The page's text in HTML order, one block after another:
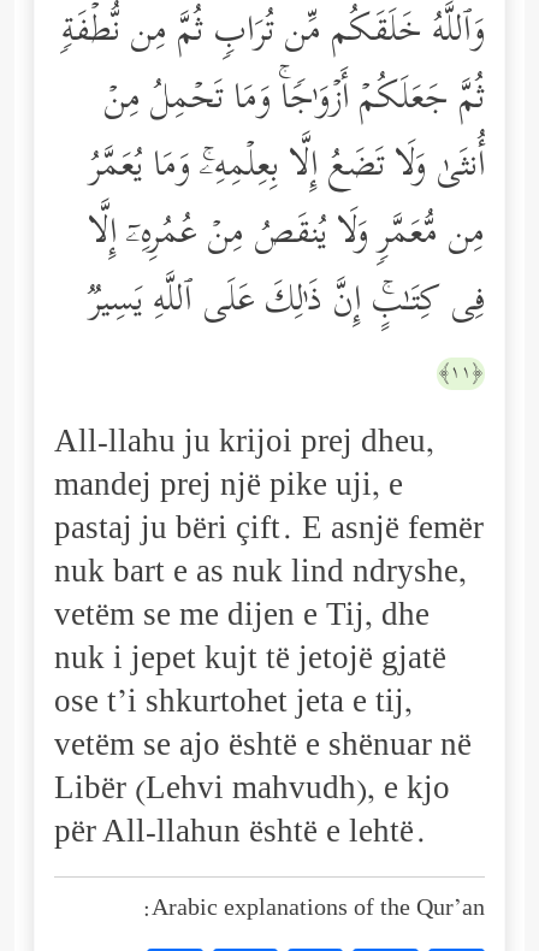
وَٱللَّهُ خَلَقَكُم مِّن تُرَابࣲ ثُمَّ مِن نُّطۡفَةࣲ
ثُمَّ جَعَلَكُمۡ أَزۡوَ ٰ⁠جࣰاۚ وَمَا تَحۡمِلُ مِنۡ
أُنثَىٰ وَلَا تَضَعُ إِلَّا بِعِلۡمِهِۦۚ وَمَا یُعَمَّرُ
مِن مُّعَمَّرࣲ وَلَا یُنقَصُ مِنۡ عُمُرِهِۦۤ إِلَّا
فِی كِتَـٰبٍۚ إِنَّ ذَ ٰ⁠لِكَ عَلَى ٱللَّهِ یَسِیرࣱ
﴿١١﴾
All-llahu ju krijoi prej dheu,
mandej prej një pike uji, e
pastaj ju bëri çift. E asnjë femër
nuk bart e as nuk lind ndryshe,
vetëm se me dijen e Tij, dhe
nuk i jepet kujt të jetojë gjatë
ose t’i shkurtohet jeta e tij,
vetëm se ajo është e shënuar në
Libër (Lehvi mahvudh), e kjo
për All-llahun është e lehtë.
Arabic explanations of the Qur’an: